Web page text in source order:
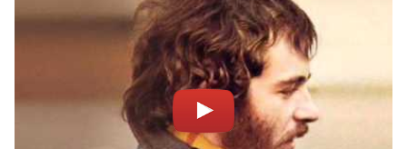
Area Personale
Newsletter
Notifiche mobile
Regala il Post
Hai bisogno di aiuto?